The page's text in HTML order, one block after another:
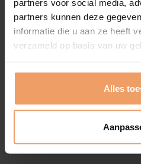
partners voor social media,
partners kunnen deze
informatie die u aan ze heeft
verzameld op basis van uw
Alles
Terug naar overzicht